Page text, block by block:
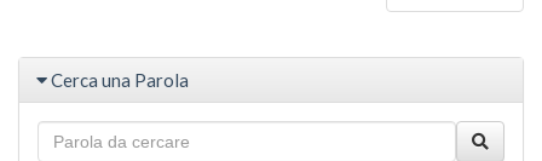
Cerca una Parola